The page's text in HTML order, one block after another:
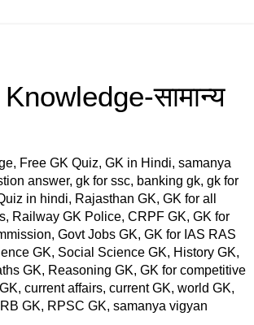
सामान्य
Free GK Quiz, GK in Hindi, samanya
answer, gk for ssc, banking gk, gk for
in hindi, Rajasthan GK, GK for all
Railway GK Police, CRPF GK, GK for
Govt Jobs GK, GK for IAS RAS
GK, Social Science GK, History GK,
GK, Reasoning GK, GK for competitive
current affairs, current GK, world GK,
GK, RPSC GK, samanya vigyan